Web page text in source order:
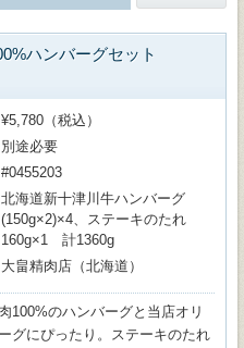
ハンバーグセット
¥5,780（税込）
別途必要
#0455203
北海道新十津川牛ハンバーグ
(150g×2)×4、ステーキのたれ
160g×1 計1360g
大畠精肉店（北海道）
100%のハンバーグと当店オリ
グにぴったり。ステーキのたれ